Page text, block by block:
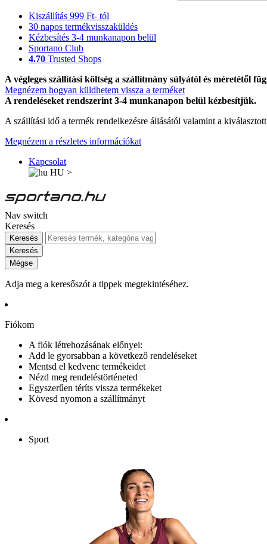
Kiszállítás 999 Ft- tól
30 napos termékvisszaküldés
Kézbesítés 3-4 munkanapon belül
Sportano Club
4.70 Trusted Shops
A végleges szállítási költség a szállítmány súlyától és méretétől
Megnézem hogyan küldhetem vissza a terméket
A rendeléseket rendszerint 3-4 munkanapon belül kézbesítjük.
A szállítási idő a termék rendelkezésre állásától valamint a
Megnézem a részletes információkat
Kapcsolat
HU >
Nav switch
Keresés
Keresés
Keresés
Mégse
Adja meg a keresőszót a tippek megtekintéséhez.
Fiókom
A fiók létrehozásának előnyei:
Add le gyorsabban a következő rendeléseket
Mentsd el kedvenc termékeidet
Nézd meg rendeléstörténeted
Egyszerűen téríts vissza termékeket
Kövesd nyomon a szállítmányt
Sport